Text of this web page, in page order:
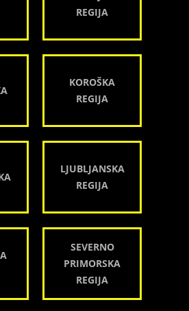
REGIJA
KOROŠKA
REGIJA
LJUBLJANSKA
REGIJA
SEVERNO
PRIMORSKA
REGIJA